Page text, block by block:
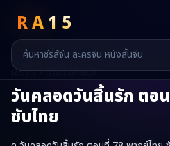
RA15
RA15 / ตอนของซีรี่ส์
วันคลอดวันสิ้นรัก ตอ
ซับไทย